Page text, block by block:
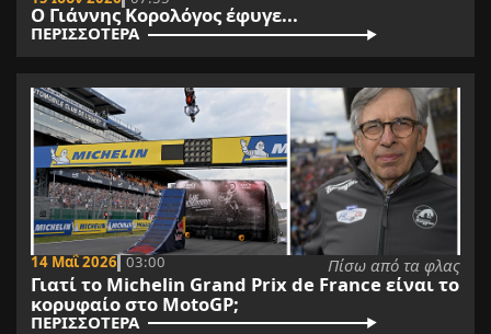
O Γιάννης Κορολόγος έφυγε...
ΠΕΡΙΣΣΟΤΕΡΑ
14 Μαΐ 2026 03:00 Πίσω από τα φλας
Γιατί το Michelin Grand Prix de France είναι το
κορυφαίο στο MotoGP;
ΠΕΡΙΣΣΟΤΕΡΑ